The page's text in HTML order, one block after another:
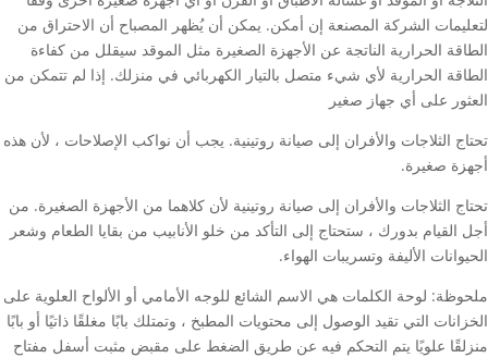
لتعليمات الشركة المصنعة إن أمكن. يمكن أن يُظهر المصباح أن الاحتراق من
الطاقة الحرارية الناتجة عن الأجهزة الصغيرة مثل الموقد سيقلل من كفاءة
الطاقة الحرارية لأي شيء متصل بالتيار الكهربائي في منزلك. إذا لم تتمكن من
العثور على أي جهاز صغير
تحتاج الثلاجات والأفران إلى صيانة روتينية. يجب أن نواكب الإصلاحات ، لأن هذه
أجهزة صغيرة.
تحتاج الثلاجات والأفران إلى صيانة روتينية لأن كلاهما من الأجهزة الصغيرة. من
أجل القيام بدورك ، ستحتاج إلى التأكد من خلو الأنابيب من بقايا الطعام وشعر
الحيوانات الأليفة وتسريبات الهواء.
ملحوظة: لوحة الكلمات هي الاسم الشائع للوجه الأمامي أو الألواح العلوية على
الخزانات التي تقيد الوصول إلى محتويات المطبخ ، وتمتلك بابًا مغلقًا ذاتيًا أو بابًا
منزلقًا علويًا يتم التحكم فيه عن طريق الضغط على مقبض مثبت أسفل مفتاح